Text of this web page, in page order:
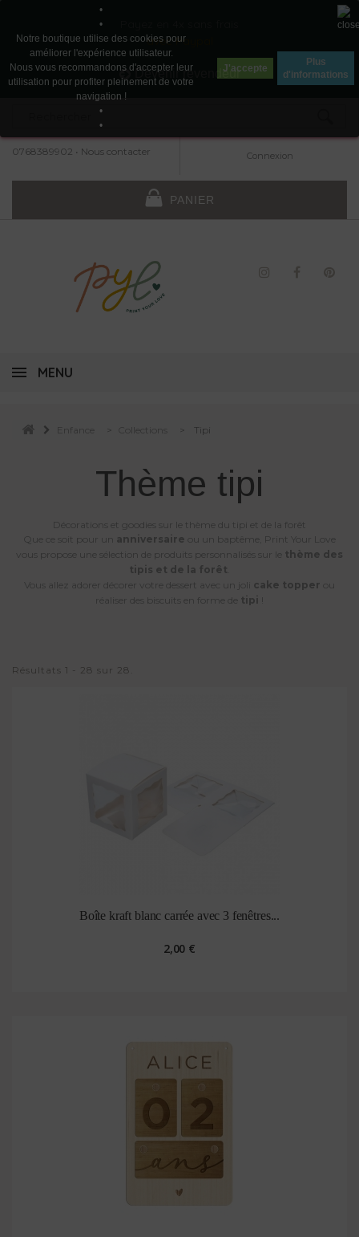
avec Paypal
Devenir revendeur
0768389902 • Nous contacter Connexion
PANIER
•
•
Notre boutique utilise des cookies pour
améliorer l'expérience utilisateur.
Nous vous recommandons d'accepter leur
utilisation pour profiter pleinement de votre
navigation !
•
•
J'accepte
Plus
d'informations
MENU
Enfance Collections Tipi
Thème tipi
Décorations et goodies sur le thème du tipi et de la forêt
Que ce soit pour un anniversaire ou un baptême, Print Your Love
vous propose une sélection de produits personnalisés sur le thème des
tipis et de la forêt
Vous allez adorer décorer votre dessert avec un joli cake topper ou
réaliser des biscuits en forme de tipi
Résultats 1 - 28 sur 28.
Boîte kraft blanc carrée avec 3 fenêtres...
2,00 €